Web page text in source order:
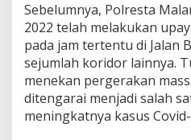
a
n
K
e
r
u
m
u
Sebelumnya, Polresta
2022 telah melakukan
pada jam tertentu di Jalan
sejumlah koridor lainnya.
menekan pergerakan
ditengarai menjadi salah
meningkatnya kasus